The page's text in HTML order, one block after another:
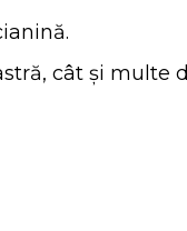
cât și multe